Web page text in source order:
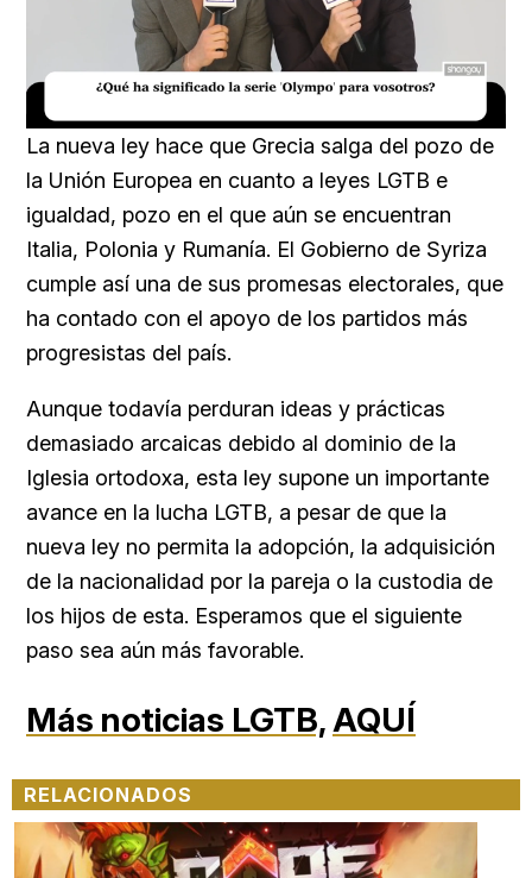
16.54%
La nueva ley hace que Grecia salga del pozo de
la Unión Europea en cuanto a leyes LGTB e
igualdad, pozo en el que aún se encuentran
Italia, Polonia y Rumanía. El Gobierno de Syriza
cumple así una de sus promesas electorales, que
ha contado con el apoyo de los partidos más
progresistas del país.
Aunque todavía perduran ideas y prácticas
demasiado arcaicas debido al dominio de la
Iglesia ortodoxa, esta ley supone un importante
avance en la lucha LGTB, a pesar de que la
nueva ley no permita la adopción, la adquisición
de la nacionalidad por la pareja o la custodia de
los hijos de esta. Esperamos que el siguiente
paso sea aún más favorable.
Más noticias LGTB,AQUÍ
RELACIONADOS